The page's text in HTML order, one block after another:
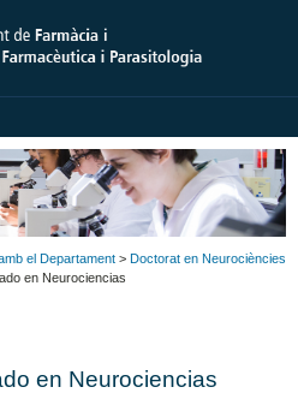
el Departament > Doctorat en Neurociències
en Neurociencias
en Neurociencias